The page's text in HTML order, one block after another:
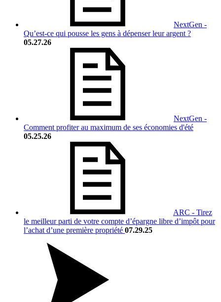
NextGen -
Qu’est-ce qui pousse les gens à dépenser leur argent ?
05.27.26
NextGen -
Comment profiter au maximum de ses économies d'été
05.25.26
ARC - Tirez
le meilleur parti de votre compte d’épargne libre d’impôt pour
l’achat d’une première propriété 07.29.25